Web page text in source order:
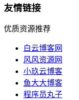
友情链接
优质资源推荐
白云博客网
风风资源网
小玖云博客
鱼大大博客
程序员丸子